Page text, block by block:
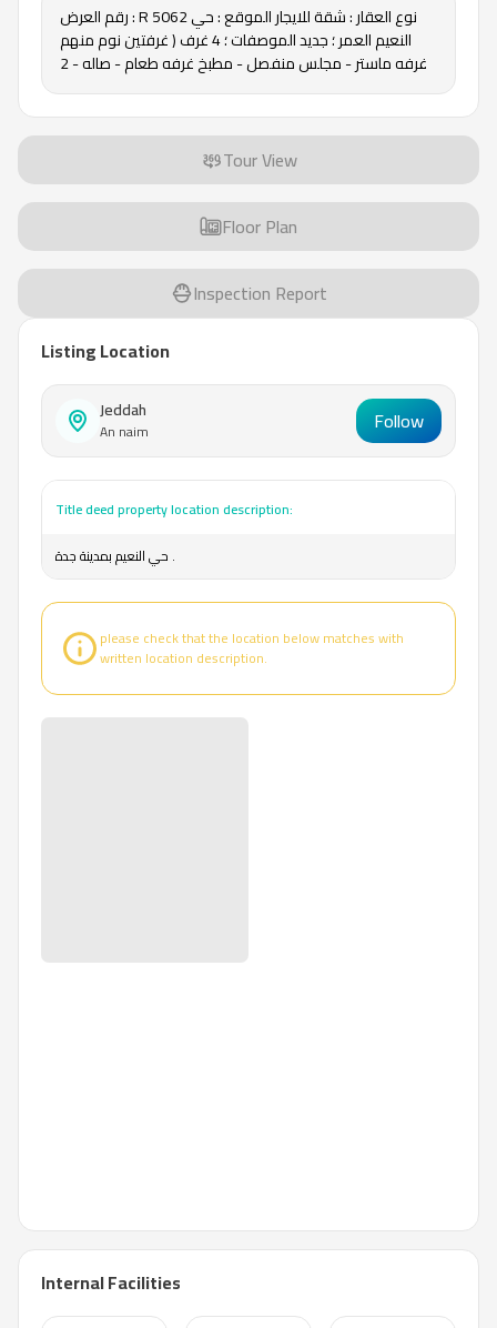
رقم العرض : R 5062 نوع العقار : شقة للايجار الموقع : حي
النعيم العمر ؛ جديد الموصفات ؛ 4 غرف ( غرفتين نوم منهم
غرفه ماستر - مجلس منفصل - مطبخ غرفه طعام - صاله - 2
عملي، مناسبة للعائلات، في موقع حيوي قريب من جميع
Tour View
Floor Plan
Inspection Report
Listing Location
Jeddah
An naim Follow
Title deed property location description:
حي النعيم بمدينة جدة .
please check that the location below matches with
written location description.
Internal Facilities